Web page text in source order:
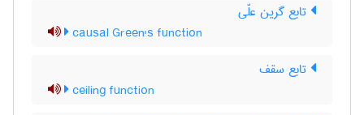
تابع گرین علّی
causal Green's function
تابع سقف
ceiling function